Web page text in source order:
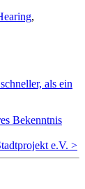
,
als ein
Bekenntnis
e.V. >